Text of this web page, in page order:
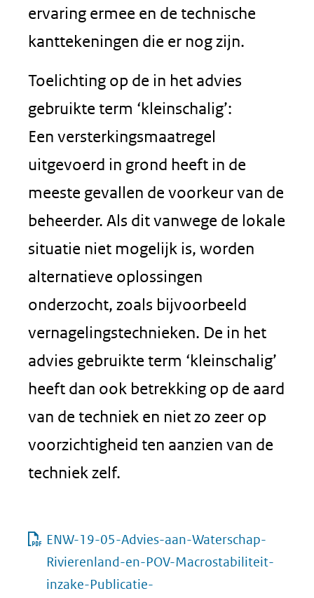
ervaring ermee en de technische
kanttekeningen die er nog zijn.
Toelichting op de in het advies
gebruikte term ‘kleinschalig’:
Een versterkingsmaatregel
uitgevoerd in grond heeft in de
meeste gevallen de voorkeur van de
beheerder. Als dit vanwege de lokale
situatie niet mogelijk is, worden
alternatieve oplossingen
onderzocht, zoals bijvoorbeeld
vernagelingstechnieken. De in het
advies gebruikte term ‘kleinschalig’
heeft dan ook betrekking op de aard
van de techniek en niet zo zeer op
voorzichtigheid ten aanzien van de
techniek zelf.
ENW-19-05-Advies-aan-Waterschap-
Rivierenland-en-POV-Macrostabiliteit-
inzake-Publicatie-